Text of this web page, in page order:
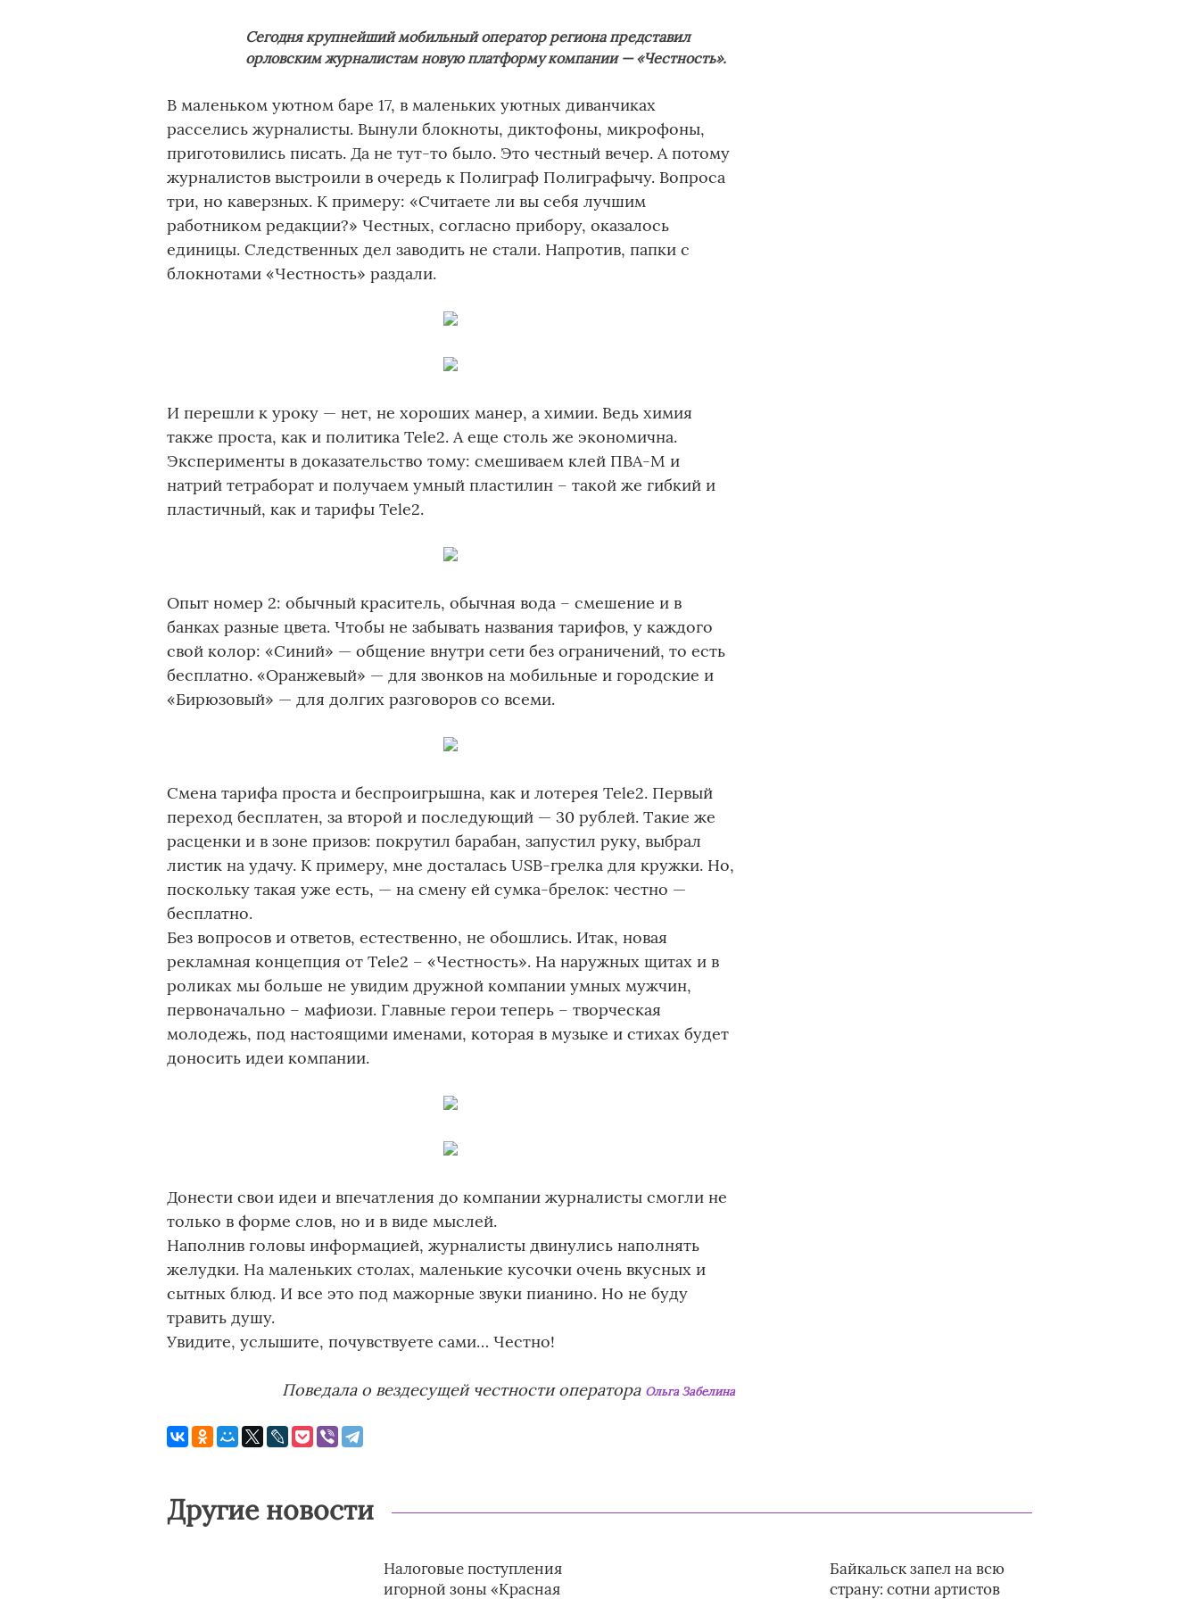
Сегодня крупнейший мобильный оператор региона представил
орловским журналистам новую платформу компании — «Честность».
В маленьком уютном баре 17, в маленьких уютных диванчиках
расселись журналисты. Вынули блокноты, диктофоны, микрофоны,
приготовились писать. Да не тут-то было. Это честный вечер. А потому
журналистов выстроили в очередь к Полиграф Полиграфычу. Вопроса
три, но каверзных. К примеру: «Считаете ли вы себя лучшим
работником редакции?» Честных, согласно прибору, оказалось
единицы. Следственных дел заводить не стали. Напротив, папки с
блокнотами «Честность» раздали.
И перешли к уроку — нет, не хороших манер, а химии. Ведь химия
также проста, как и политика Теlе2. А еще столь же экономична.
Эксперименты в доказательство тому: смешиваем клей ПВА-М и
натрий тетраборат и получаем умный пластилин – такой же гибкий и
пластичный, как и тарифы Tele2.
Опыт номер 2: обычный краситель, обычная вода – смешение и в
банках разные цвета. Чтобы не забывать названия тарифов, у каждого
свой колор: «Синий» — общение внутри сети без ограничений, то есть
бесплатно. «Оранжевый» — для звонков на мобильные и городские и
«Бирюзовый» — для долгих разговоров со всеми.
Смена тарифа проста и беспроигрышна, как и лотерея Tele2. Первый
переход бесплатен, за второй и последующий — 30 рублей. Такие же
расценки и в зоне призов: покрутил барабан, запустил руку, выбрал
листик на удачу. К примеру, мне досталась USB-грелка для кружки. Но,
поскольку такая уже есть, — на смену ей сумка-брелок: честно —
бесплатно.
Без вопросов и ответов, естественно, не обошлись. Итак, новая
рекламная концепция от Tele2 – «Честность». На наружных щитах и в
роликах мы больше не увидим дружной компании умных мужчин,
первоначально – мафиози. Главные герои теперь – творческая
молодежь, под настоящими именами, которая в музыке и стихах будет
доносить идеи компании.
Донести свои идеи и впечатления до компании журналисты смогли не
только в форме слов, но и в виде мыслей.
Наполнив головы информацией, журналисты двинулись наполнять
желудки. На маленьких столах, маленькие кусочки очень вкусных и
сытных блюд. И все это под мажорные звуки пианино. Но не буду
травить душу.
Увидите, услышите, почувствуете сами… Честно!
Поведала о вездесущей честности оператора Ольга Забелина
Другие новости
Налоговые поступления
игорной зоны «Красная
Байкальск запел на всю
страну: сотни артистов